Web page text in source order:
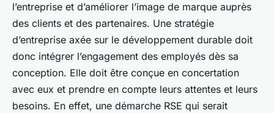
l’entreprise et d’améliorer l’image de marque auprès
des clients et des partenaires. Une stratégie
d’entreprise axée sur le développement durable doit
donc intégrer l’engagement des employés dès sa
conception. Elle doit être conçue en concertation
avec eux et prendre en compte leurs attentes et leurs
besoins. En effet, une démarche RSE qui serait